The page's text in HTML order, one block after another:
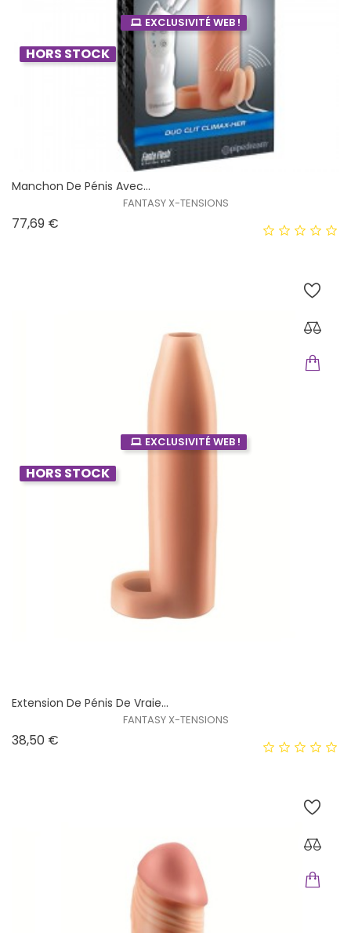
EXCLUSIVITÉ WEB !
HORS STOCK
Manchon De Pénis Avec...
FANTASY X-TENSIONS
77,69 €
EXCLUSIVITÉ WEB !
HORS STOCK
Extension De Pénis De Vraie...
FANTASY X-TENSIONS
38,50 €